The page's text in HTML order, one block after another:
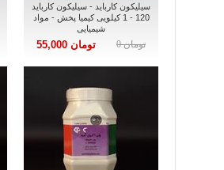
سیلیکون کارباید - سیلیکون کارباید
120 - 1 کیلویی کیمیا پخش - مواد
شیمیایی
تومان 0 تومان 55,000